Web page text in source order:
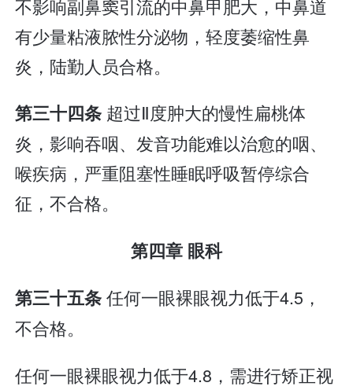
不影响副鼻窦引流的中鼻甲肥大，中鼻道
有少量粘液脓性分泌物，轻度萎缩性鼻
炎，陆勤人员合格。
第三十四条 超过Ⅱ度肿大的慢性扁桃体
炎，影响吞咽、发音功能难以治愈的咽、
喉疾病，严重阻塞性睡眠呼吸暂停综合
征，不合格。
第四章 眼科
第三十五条任何一眼裸眼视力低于4.5，
不合格。
任何一眼裸眼视力低于4.8，需进行矫正视